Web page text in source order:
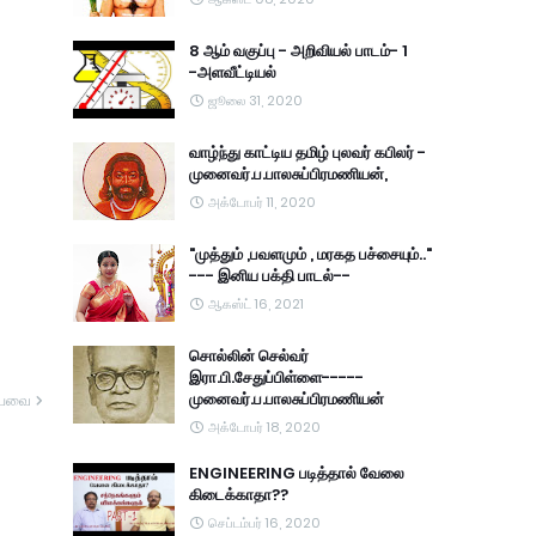
8 ஆம் வகுப்பு - அறிவியல் பாடம்- 1
-அளவீட்டியல்
ஜூலை 31, 2020
வாழ்ந்து காட்டிய தமிழ் புலவர் கபிலர் -
முனைவர்.ப.பாலசுப்பிரமணியன்,
அக்டோபர் 11, 2020
"முத்தும் ,பவளமும் , மரகத பச்சையும்.."
--- இனிய பக்தி பாடல்--
ஆகஸ்ட் 16, 2021
சொல்லின் செல்வர்
இரா.பி.சேதுப்பிள்ளை-----
முனைவர்.ப.பாலசுப்பிரமணியன்
அக்டோபர் 18, 2020
ENGINEERING படித்தால் வேலை
கிடைக்காதா??
செப்டம்பர் 16, 2020